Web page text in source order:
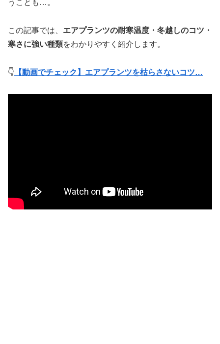
うことも…。
この記事では、 エアプランツの耐寒温度・冬越しのコツ・
寒さに強い種類をわかりやすく紹介します。
👇 【動画でチェック】エアプランツを枯らさないコツ…